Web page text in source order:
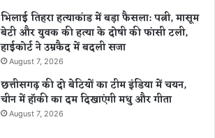
भिलाई तिहरा हत्याकांड में बड़ा फैसला: पत्नी, मासूम
बेटी और युवक की हत्या के दोषी की फांसी टली,
हाईकोर्ट ने उम्रकैद में बदली सजा
August 7, 2026
छत्तीसगढ़ की दो बेटियों का टीम इंडिया में चयन,
चीन में हॉकी का दम दिखाएंगी मधु और गीता
August 7, 2026